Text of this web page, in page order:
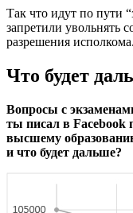
Так что идут по пути
запретили увольнять
разрешения
Что будет
Вопросы с
ты писал в Facebook
высшему
и что будет дальше?